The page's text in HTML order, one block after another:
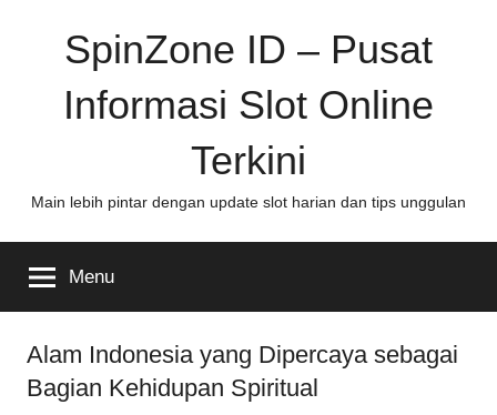
SpinZone ID – Pusat
Informasi Slot Online
Terkini
Main lebih pintar dengan update slot harian dan tips unggulan
Menu
Alam Indonesia yang Dipercaya sebagai
Bagian Kehidupan Spiritual